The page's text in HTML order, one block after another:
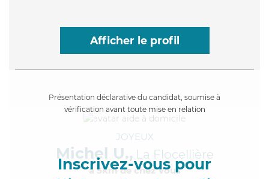
Afficher le profil
Présentation déclarative du candidat, soumise à
vérification avant toute mise en relation
Inscrivez-vous pour
JOYEUX
Michel U., La Flocellière
à 5km de chez Vous